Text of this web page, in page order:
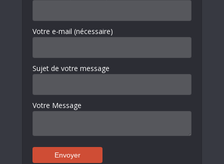
Votre e-mail (nécessaire)
Sujet de votre message
Votre Message